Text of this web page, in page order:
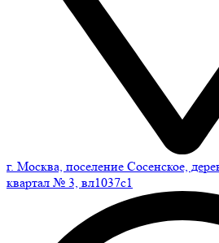
г. Москва, поселение Сосенское,
квартал № 3, вл1037с1